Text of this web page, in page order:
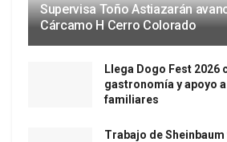
Supervisa Toño Astiazarán
Cárcamo H Cerro Colorado
Llega Dogo Fest 2026
gastronomía y apoyo
familiares
Trabajo de Sheinbaum